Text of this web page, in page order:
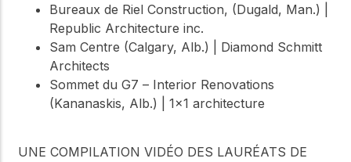
Bureaux de Riel Construction, (Dugald, Man.) |
Republic Architecture inc.
Sam Centre (Calgary, Alb.) | Diamond Schmitt
Architects
Sommet du G7 – Interior Renovations
(Kananaskis, Alb.) | 1x1 architecture
UNE COMPILATION VIDÉO DES LAURÉATS DE